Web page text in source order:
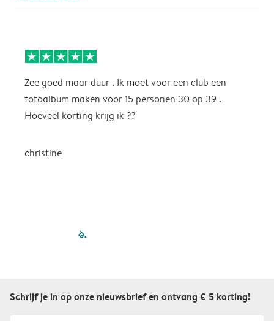
Zee goed maar duur . Ik moet voor een club een
fotoalbum maken voor 15 personen 30 op 39 .
Hoeveel korting krijg ik ??
christine
filled-pagination
Schrijf je in op onze nieuwsbrief en ontvang € 5 korting!